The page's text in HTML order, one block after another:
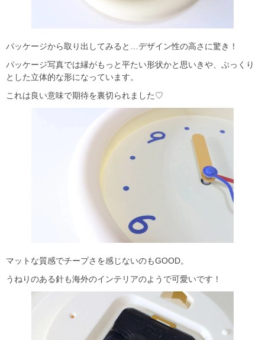
パッケージから取り出してみると…デザイン性の高さに驚き！
パッケージ写真では縁がもっと平たい形状かと思いきや、ぷっくり
とした立体的な形になっています。
これは良い意味で期待を裏切られました♡
マットな質感でチープさを感じないのもGOOD。
うねりのある針も海外のインテリアのようで可愛いです！